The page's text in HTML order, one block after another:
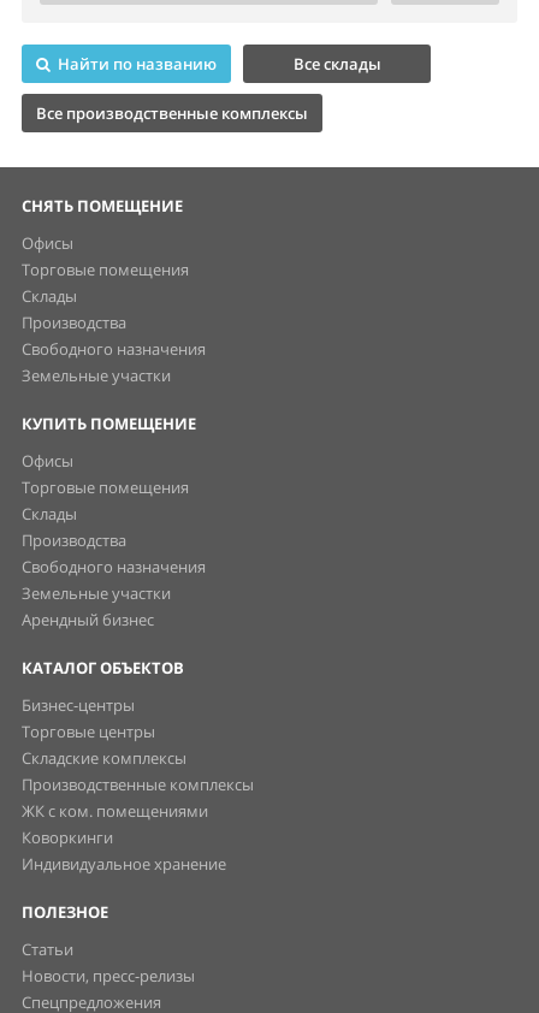
Найти по названию Все склады
Все производственные комплексы
СНЯТЬ ПОМЕЩЕНИЕ
Офисы
Торговые помещения
Склады
Производства
Свободного назначения
Земельные участки
КУПИТЬ ПОМЕЩЕНИЕ
Офисы
Торговые помещения
Склады
Производства
Свободного назначения
Земельные участки
Арендный бизнес
КАТАЛОГ ОБЪЕКТОВ
Бизнес-центры
Торговые центры
Складские комплексы
Производственные комплексы
ЖК с ком. помещениями
Коворкинги
Индивидуальное хранение
ПОЛЕЗНОЕ
Статьи
Новости, пресс-релизы
Спецпредложения